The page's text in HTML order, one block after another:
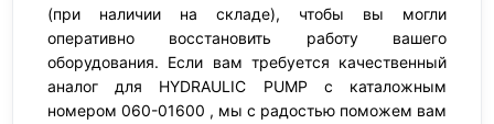
(при наличии на складе), чтобы вы могли
оперативно восстановить работу вашего
оборудования. Если вам требуется качественный
аналог для HYDRAULIC PUMP с каталожным
номером 060-01600 , мы с радостью поможем вам